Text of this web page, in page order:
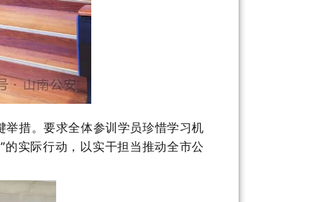
措。要求全体参训学员珍惜学习机
的实际行动，以实干担当推动全市公